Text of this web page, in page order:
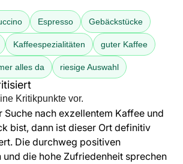
Espresso Gebäckstücke
Kaffeespezialitäten guter Kaffee
alles da riesige Auswahl
Kritikpunkte vor.
Suche nach exzellentem Kaffee und
bist, dann ist dieser Ort definitiv
Die durchweg positiven
und die hohe Zufriedenheit sprechen